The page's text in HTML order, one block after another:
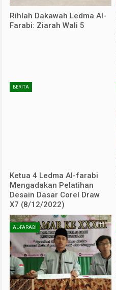
Rihlah Dakawah Ledma Al-
Farabi: Ziarah Wali 5
BERITA
Ketua 4 Ledma Al-farabi
Mengadakan Pelatihan
Desain Dasar Corel Draw
X7 (8/12/2022)
AL-FARABI